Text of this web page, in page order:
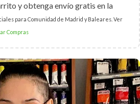
y obtenga envío gratis en la
para Comunidad de Madrid y Baleares. Ver
Compras